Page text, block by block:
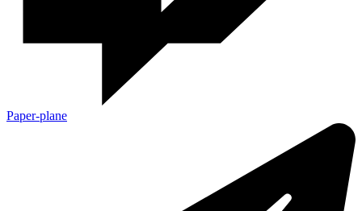
Paper-plane